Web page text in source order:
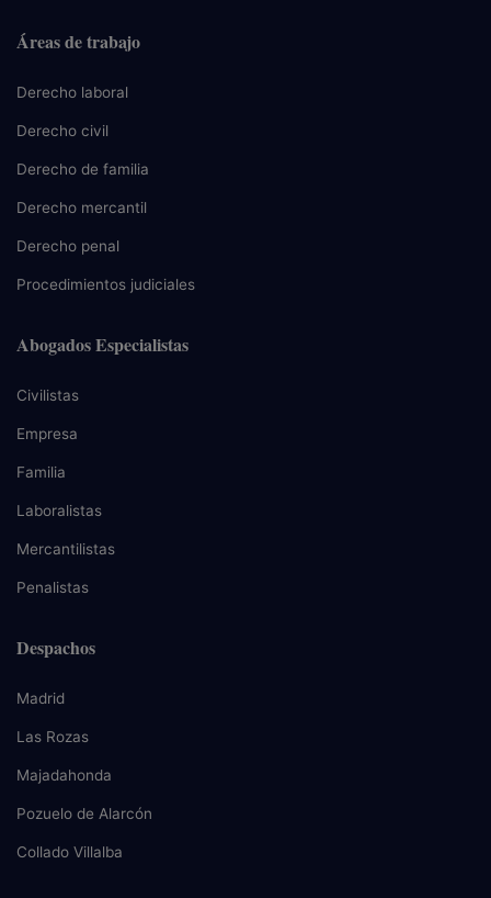
Áreas de trabajo
Derecho laboral
Derecho civil
Derecho de familia
Derecho mercantil
Derecho penal
Procedimientos judiciales
Abogados Especialistas
Civilistas
Empresa
Familia
Laboralistas
Mercantilistas
Penalistas
Despachos
Madrid
Las Rozas
Majadahonda
Pozuelo de Alarcón
Collado Villalba